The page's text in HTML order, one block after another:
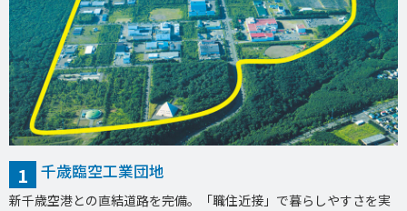
1 千歳臨空工業団地
新千歳空港との直結道路を完備。「職住近接」で暮らしやすさを実